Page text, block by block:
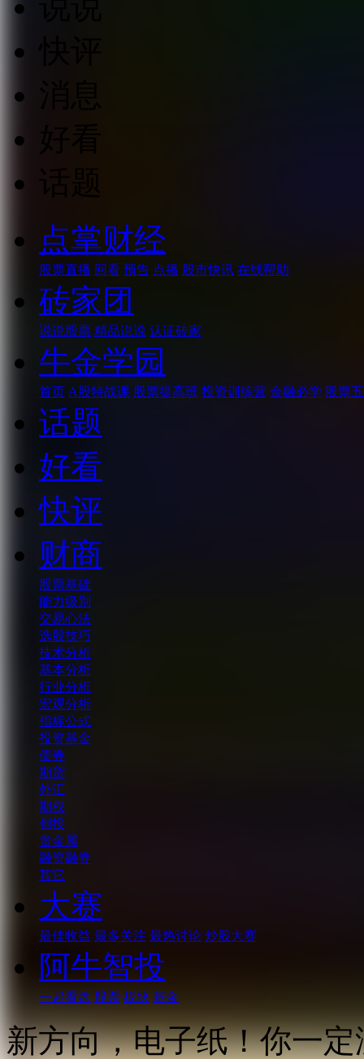
点掌财经
股票直播 回看 预告 点播 股市快讯 在线帮助
砖家团
说说股票 精品说说 认证砖家
牛金学园
首页 A股特战课 股票提高班 投资训练营 金融必学 股票
话题
好看
快评
财商
股票基础
能力级别
交易心法
选股技巧
技术分析
基本分析
行业分析
宏观分析
指标公式
投资基金
债券
期货
外汇
期权
创投
贵金属
融资融券
其它
大赛
最佳收益 最多关注 最热讨论 炒股大赛
阿牛智投
一起看盘 股票 板块 基金
新方向，电子纸！你一